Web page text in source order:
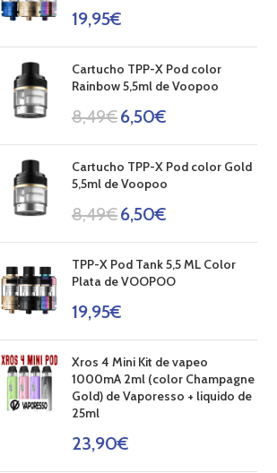
19,95€
Cartucho TPP-X Pod color
Rainbow 5,5ml de Voopoo
8,49€6,50€
Cartucho TPP-X Pod color Gold
5,5ml de Voopoo
8,49€6,50€
TPP-X Pod Tank 5,5 ML Color
Plata de VOOPOO
19,95€
Xros 4 Mini Kit de vapeo
1000mA 2ml (color Champagne
Gold) de Vaporesso + liquido de
25ml
23,90€